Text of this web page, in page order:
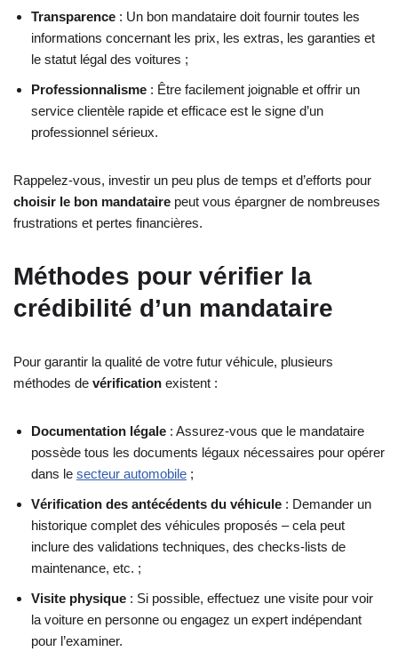
Transparence : Un bon mandataire doit fournir toutes les
informations concernant les prix, les extras, les garanties et
le statut légal des voitures ;
Professionnalisme : Être facilement joignable et offrir un
service clientèle rapide et efficace est le signe d’un
professionnel sérieux.
Rappelez-vous, investir un peu plus de temps et d’efforts pour
choisir le bon mandataire peut vous épargner de nombreuses
frustrations et pertes financières.
Méthodes pour vérifier la
crédibilité d’un mandataire
Pour garantir la qualité de votre futur véhicule, plusieurs
méthodes de vérification existent :
Documentation légale : Assurez-vous que le mandataire
possède tous les documents légaux nécessaires pour opérer
dans le secteur automobile ;
Vérification des antécédents du véhicule : Demander un
historique complet des véhicules proposés – cela peut
inclure des validations techniques, des checks-lists de
maintenance, etc. ;
Visite physique : Si possible, effectuez une visite pour voir
la voiture en personne ou engagez un expert indépendant
pour l’examiner.